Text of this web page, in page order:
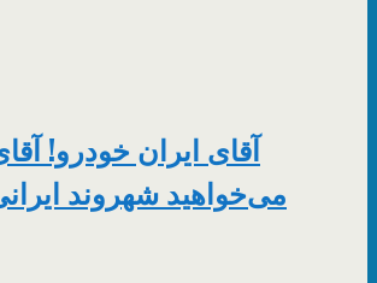
آقای ایران خودرو!
می‌خواهید شهروند